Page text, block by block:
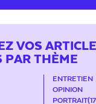
VOS
PAR THÈME
ENTRETIEN
OPINION
PORTRAIT